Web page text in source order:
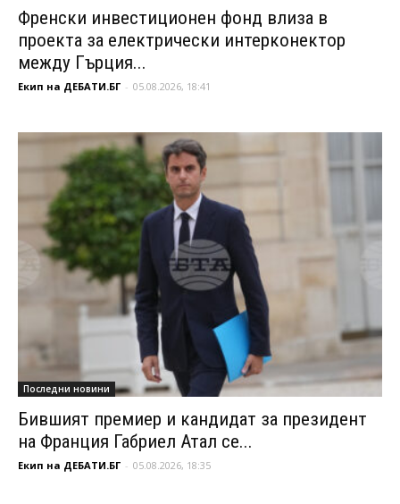
Френски инвестиционен фонд влиза в
проекта за електрически интерконектор
между Гърция...
Екип на ДЕБАТИ.БГ - 05.08.2026, 18:41
Последни новини
Бившият премиер и кандидат за президент
на Франция Габриел Атал се...
Екип на ДЕБАТИ.БГ - 05.08.2026, 18:35